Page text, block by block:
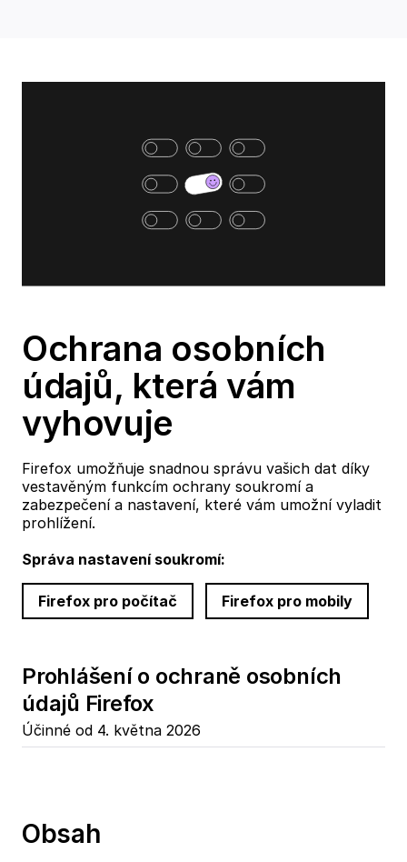
Ochrana osobních
údajů, která vám
vyhovuje
Firefox umožňuje snadnou správu vašich dat díky
vestavěným funkcím ochrany soukromí a
zabezpečení a nastavení, které vám umožní vyladit
prohlížení.
Správa nastavení soukromí:
Firefox pro počítač Firefox pro mobily
Prohlášení o ochraně osobních
údajů Firefox
Účinné od 4. května 2026
Obsah